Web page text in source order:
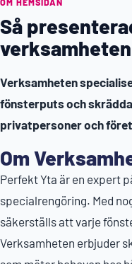
OM HEMSIDAN
Så
verksamheten
Verksamheten
fönsterputs och
privatpersoner och
Om
Perfekt Yta är en expert
specialrengöring. Med
säkerställs att varje
Verksamheten erbjuder